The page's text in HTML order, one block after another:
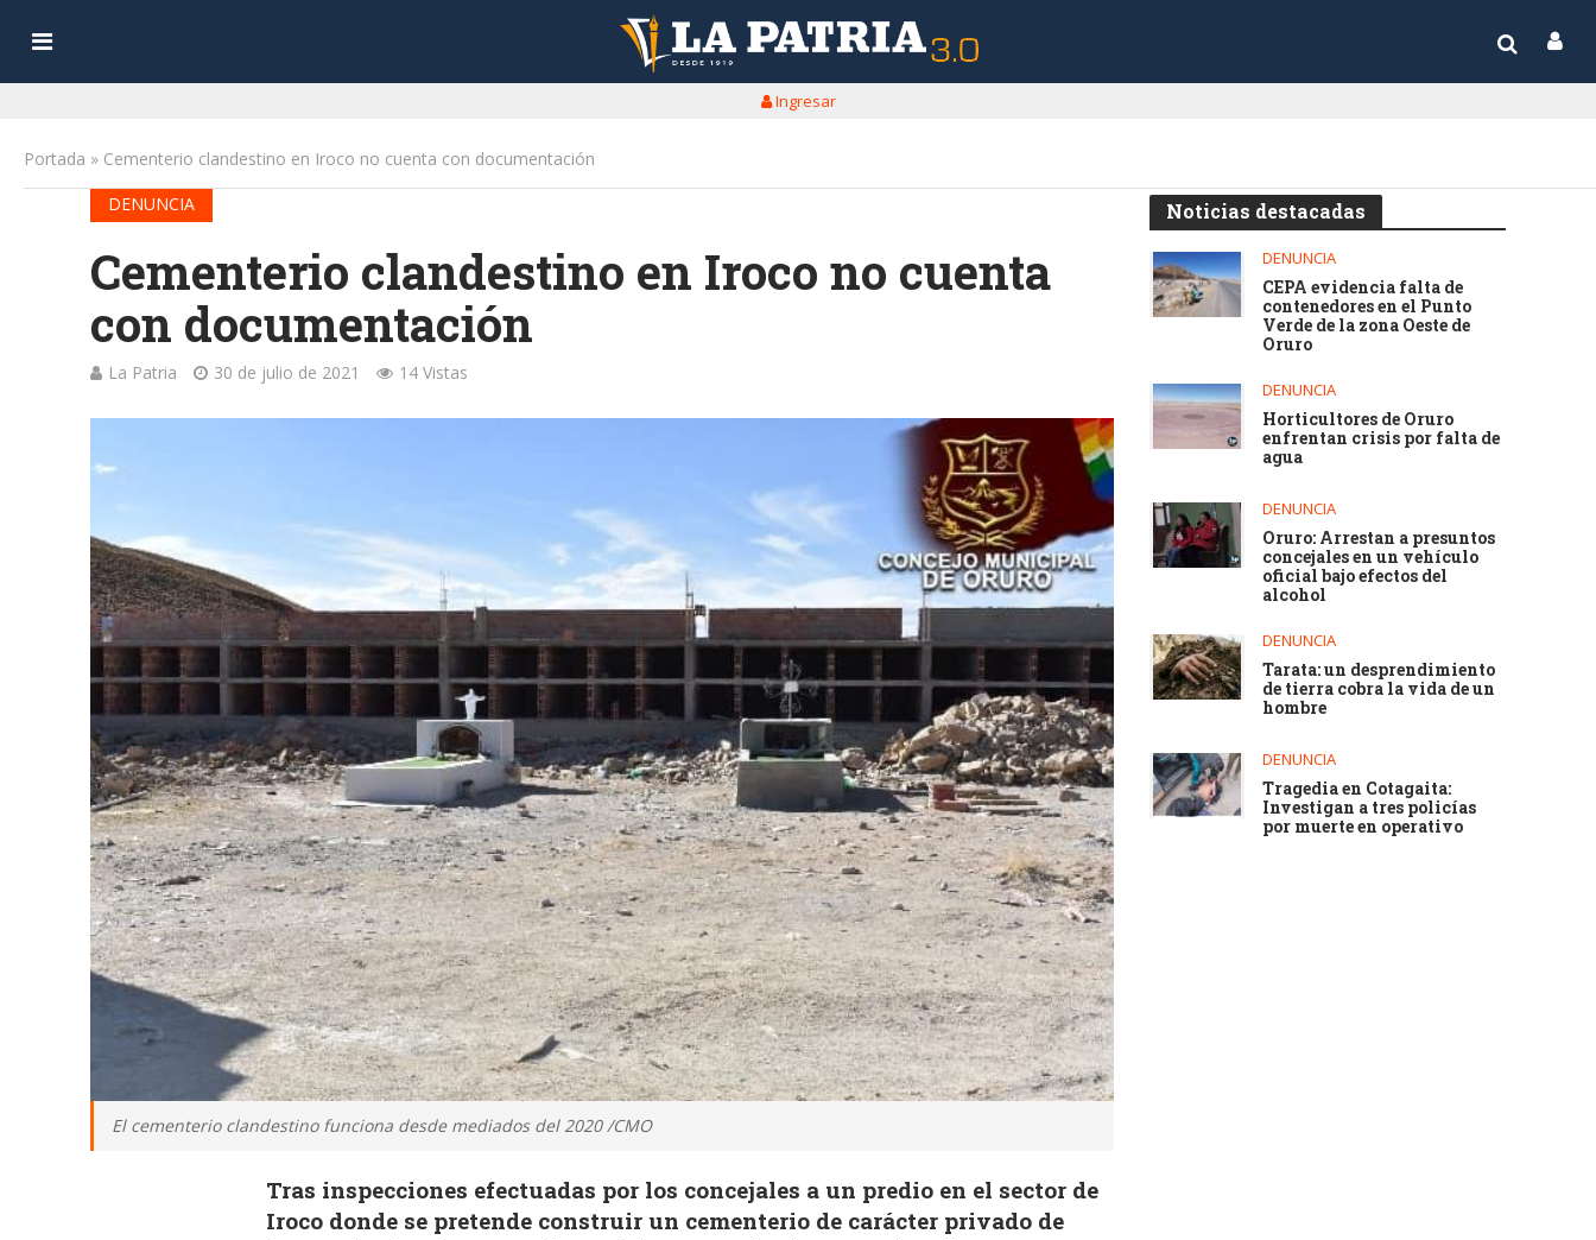
Ingresar
Portada » Cementerio clandestino en Iroco no cuenta con documentación
DENUNCIA
Cementerio clandestino en Iroco no cuenta
con documentación
La Patria 30 de julio de 2021 14 Vistas
El cementerio clandestino funciona desde mediados del 2020 /CMO
Tras inspecciones efectuadas por los concejales a un predio en el sector de
Iroco donde se pretende construir un cementerio de carácter privado de
Noticias destacadas
DENUNCIA
CEPA evidencia falta de
contenedores en el Punto
Verde de la zona Oeste de
Oruro
DENUNCIA
Horticultores de Oruro
enfrentan crisis por falta de
agua
DENUNCIA
Oruro: Arrestan a presuntos
concejales en un vehículo
oficial bajo efectos del
alcohol
DENUNCIA
Tarata: un desprendimiento
de tierra cobra la vida de un
hombre
DENUNCIA
Tragedia en Cotagaita:
Investigan a tres policías
por muerte en operativo